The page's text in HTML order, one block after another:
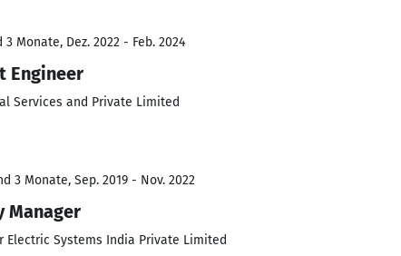
3 Monate, Dez. 2022 - Feb. 2024
Engineer
Services and Private Limited
3 Monate, Sep. 2019 - Nov. 2022
Manager
Electric Systems India Private Limited